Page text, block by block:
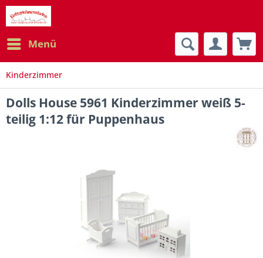
Menü
Kinderzimmer
Dolls House 5961 Kinderzimmer weiß 5-
teilig 1:12 für Puppenhaus